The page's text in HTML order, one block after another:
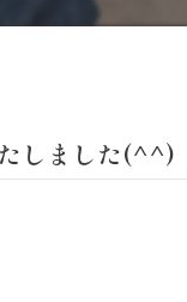
しました(^^)